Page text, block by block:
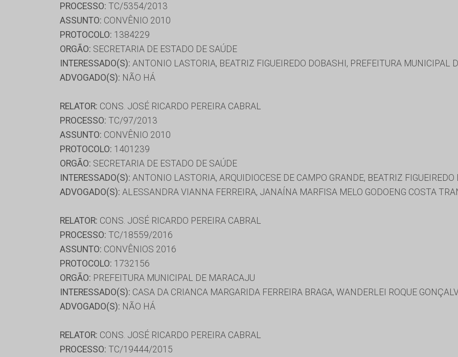
PROCESSO: TC/5354/2013
ASSUNTO: CONVÊNIO 2010
PROTOCOLO: 1384229
ORGÃO: SECRETARIA DE ESTADO DE SAÚDE
INTERESSADO(S): ANTONIO LASTORIA, BEATRIZ FIGUEIREDO DOBASHI, PREFEITURA MUNICIPAL
ADVOGADO(S): NÃO HÁ
RELATOR: CONS. JOSÉ RICARDO PEREIRA CABRAL
PROCESSO: TC/97/2013
ASSUNTO: CONVÊNIO 2010
PROTOCOLO: 1401239
ORGÃO: SECRETARIA DE ESTADO DE SAÚDE
INTERESSADO(S): ANTONIO LASTORIA, ARQUIDIOCESE DE CAMPO GRANDE, BEATRIZ FIGUEIREDO
ADVOGADO(S): ALESSANDRA VIANNA FERREIRA, JANAÍNA MARFISA MELO GODOENG COSTA
RELATOR: CONS. JOSÉ RICARDO PEREIRA CABRAL
PROCESSO: TC/18559/2016
ASSUNTO: CONVÊNIOS 2016
PROTOCOLO: 1732156
ORGÃO: PREFEITURA MUNICIPAL DE MARACAJU
INTERESSADO(S): CASA DA CRIANCA MARGARIDA FERREIRA BRAGA, WANDERLEI ROQUE
ADVOGADO(S): NÃO HÁ
RELATOR: CONS. JOSÉ RICARDO PEREIRA CABRAL
PROCESSO: TC/19444/2015